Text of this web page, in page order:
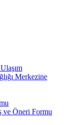
Merkezine
ve Öneri Formu